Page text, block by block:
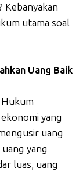
Kebanyakan
utama soal
Uang Baik
yang
uang
yang
luas, uang